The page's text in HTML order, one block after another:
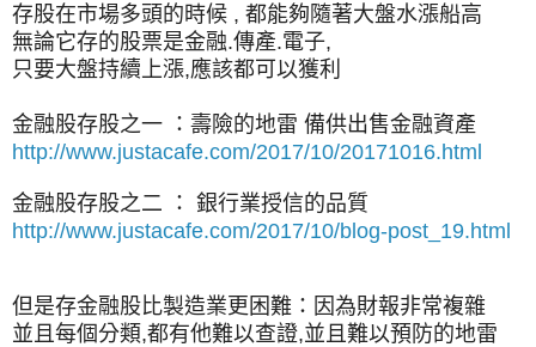
存股在市場多頭的時候 , 都能夠隨著大盤水漲船高
無論它存的股票是金融.傳產.電子,
只要大盤持續上漲,應該都可以獲利
金融股存股之一 ：壽險的地雷 備供出售金融資產
http://www.justacafe.com/2017/10/20171016.html
金融股存股之二 ： 銀行業授信的品質
http://www.justacafe.com/2017/10/blog-post_19.html
但是存金融股比製造業更困難：因為財報非常複雜
並且每個分類,都有他難以查證,並且難以預防的地雷